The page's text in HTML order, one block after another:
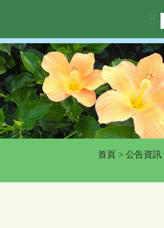
:::
首頁 > 公告資訊